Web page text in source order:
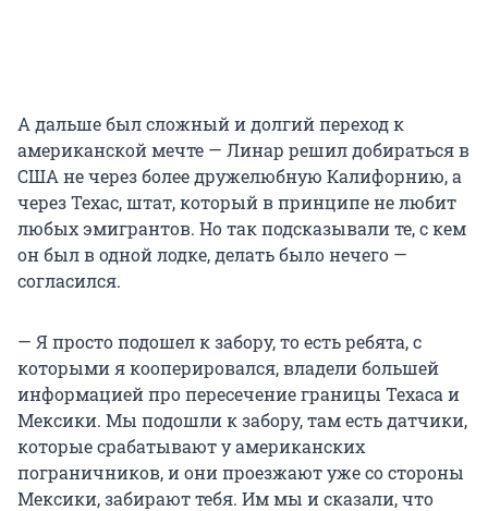
А дальше был сложный и долгий переход к
американской мечте — Линар решил добираться в
США не через более дружелюбную Калифорнию, а
через Техас, штат, который в принципе не любит
любых эмигрантов. Но так подсказывали те, с кем
он был в одной лодке, делать было нечего —
согласился.
— Я просто подошел к забору, то есть ребята, с
которыми я кооперировался, владели большей
информацией про пересечение границы Техаса и
Мексики. Мы подошли к забору, там есть датчики,
которые срабатывают у американских
пограничников, и они проезжают уже со стороны
Мексики, забирают тебя. Им мы и сказали, что